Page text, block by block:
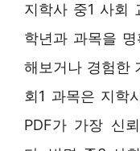
지학사 중1 사회
학년과 과목을
해보거나 경험한
회1 과목은 지학
PDF가 가장 신